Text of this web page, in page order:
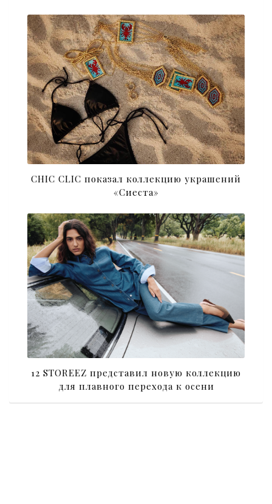
CHIC CLIC показал коллекцию украшений
«Сиеста»
12 STOREEZ представил новую коллекцию
для плавного перехода к осени